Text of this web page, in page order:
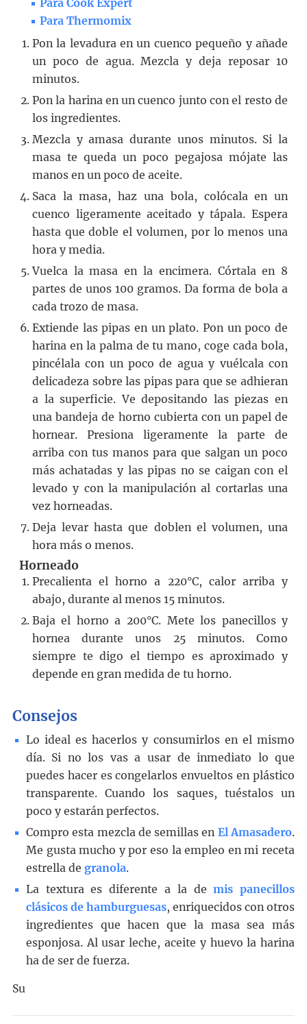
Para Cook Expert
Para Thermomix
Pon la levadura en un cuenco pequeño y añade
un poco de agua. Mezcla y deja reposar 10
minutos.
Pon la harina en un cuenco junto con el resto de
los ingredientes.
Mezcla y amasa durante unos minutos. Si la
masa te queda un poco pegajosa mójate las
manos en un poco de aceite.
Saca la masa, haz una bola, colócala en un
cuenco ligeramente aceitado y tápala. Espera
hasta que doble el volumen, por lo menos una
hora y media.
Vuelca la masa en la encimera. Córtala en 8
partes de unos 100 gramos. Da forma de bola a
cada trozo de masa.
Extiende las pipas en un plato. Pon un poco de
harina en la palma de tu mano, coge cada bola,
pincélala con un poco de agua y vuélcala con
delicadeza sobre las pipas para que se adhieran
a la superficie. Ve depositando las piezas en
una bandeja de horno cubierta con un papel de
hornear. Presiona ligeramente la parte de
arriba con tus manos para que salgan un poco
más achatadas y las pipas no se caigan con el
levado y con la manipulación al cortarlas una
vez horneadas.
Deja levar hasta que doblen el volumen, una
hora más o menos.
Horneado
Precalienta el horno a 220°C, calor arriba y
abajo, durante al menos 15 minutos.
Baja el horno a 200°C. Mete los panecillos y
hornea durante unos 25 minutos. Como
siempre te digo el tiempo es aproximado y
depende en gran medida de tu horno.
Consejos
Lo ideal es hacerlos y consumirlos en el mismo
día. Si no los vas a usar de inmediato lo que
puedes hacer es congelarlos envueltos en plástico
transparente. Cuando los saques, tuéstalos un
poco y estarán perfectos.
Compro esta mezcla de semillas en El Amasadero.
Me gusta mucho y por eso la empleo en mi receta
estrella de granola.
La textura es diferente a la demis panecillos
clásicos de hamburguesas, enriquecidos con otros
ingredientes que hacen que la masa sea más
esponjosa. Al usar leche, aceite y huevo la harina
ha de ser de fuerza.
Su